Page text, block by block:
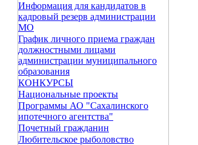
Информация для кандидатов в
кадровый резерв администрации
МО
График личного приема граждан
должностными лицами
администрации муниципального
образования
КОНКУРСЫ
Национальные проекты
Программы АО "Сахалинского
ипотечного агентства"
Почетный гражданин
Любительское рыболовство